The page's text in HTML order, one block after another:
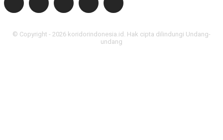
© Copyright - 2026 koridorindonesia.id. Hak cipta dilindungi Undang-
undang